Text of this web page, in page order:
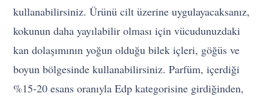
kullanabilirsiniz. Ürünü cilt üzerine uygulayacaksanız,
kokunun daha yayılabilir olması için vücudunuzdaki
kan dolaşımının yoğun olduğu bilek içleri, göğüs ve
boyun bölgesinde kullanabilirsiniz. Parfüm, içerdiği
%15-20 esans oranıyla Edp kategorisine girdiğinden,